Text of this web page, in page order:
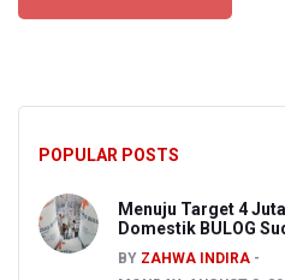
POPULAR POSTS
Menuju Target 4
Domestik BULOG
BY ZAHWA INDIRA